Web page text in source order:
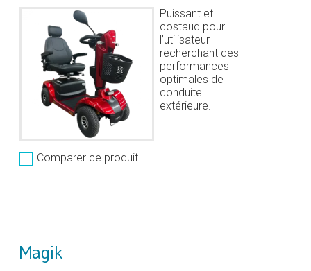
Puissant et
costaud pour
l’utilisateur
recherchant des
performances
optimales de
conduite
extérieure.
Comparer ce produit
Magik